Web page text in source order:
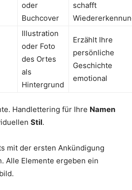
oder
Buchcover
schafft
Illustration
oder Foto
des Ortes
als
Hintergrund
Erzählt Ihre
persönliche
Geschichte
emotional
Handlettering für Ihre Namen
Stil.
mit der ersten Ankündigung
Alle Elemente ergeben ein